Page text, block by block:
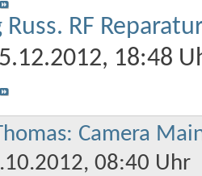
RF
18:48
Camera
08:40 Uhr